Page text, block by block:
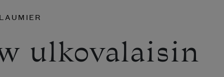
ulkovalaisin